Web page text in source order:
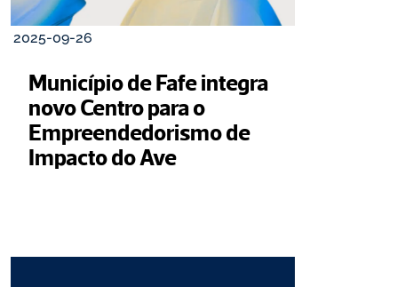
2025-09-26
Município de Fafe integra
novo Centro para o
Empreendedorismo de
Impacto do Ave